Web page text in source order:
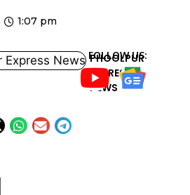
1:07 pm
PHOOLPUR
EXPRESS
NEWS
FOLLOW US: